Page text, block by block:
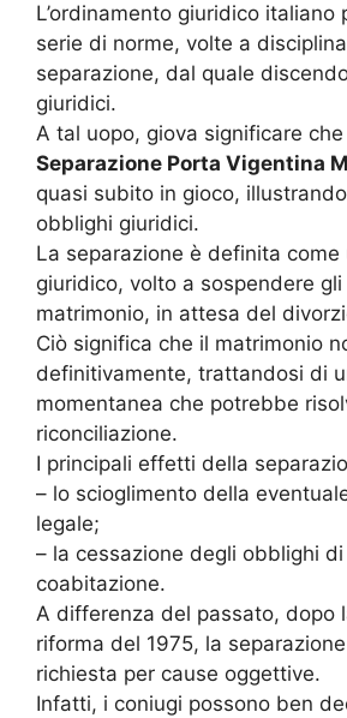
L’ordinamento giuridico italiano
serie di norme, volte a
separazione, dal quale
giuridici.
A tal uopo, giova significare che
Separazione Porta Vigentina
quasi subito in gioco,
obblighi giuridici.
La separazione è definita
giuridico, volto a sospendere
matrimonio, in attesa del
Ciò significa che il matrimonio
definitivamente, trattandosi di
momentanea che potrebbe
riconciliazione.
I principali effetti della
– lo scioglimento della
legale;
– la cessazione degli obblighi
coabitazione.
A differenza del passato, dopo
riforma del 1975, la
richiesta per cause oggettive.
Infatti, i coniugi possono ben